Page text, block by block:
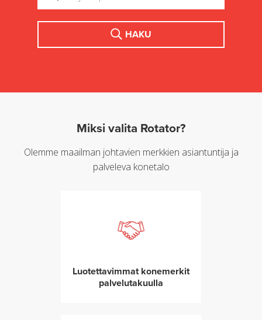
HAKU
Miksi valita Rotator?
Olemme maailman johtavien merkkien asiantuntija ja
palveleva konetalo
Luotettavimmat konemerkit
palvelutakuulla